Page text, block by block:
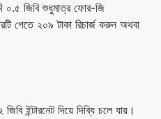
০.৫ জিবি শুধুমাত্র ফোর-জি
পেতে ২০৯ টাকা রিচার্জ করুন অথবা
ইন্টারনেট দিয়ে দিব্যি চলে যায়।